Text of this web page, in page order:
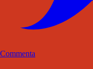
Commenta